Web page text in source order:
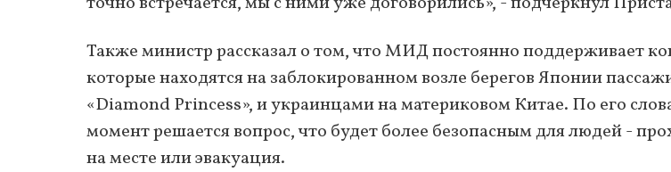
Также министр рассказал о том, что МИД постоянно поддерживает
которые находятся на заблокированном возле берегов Японии
«Diamond Princess», и украинцами на материковом Китае. По его
момент решается вопрос, что будет более безопасным для людей -
на месте или эвакуация.